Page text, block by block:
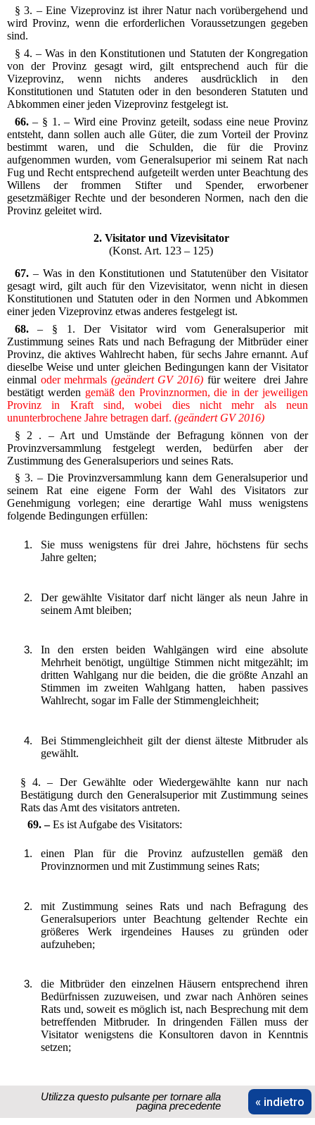
§ 3. – Eine Vizeprovinz ist ihrer Natur nach vorübergehend und
wird Provinz, wenn die erforderlichen Voraussetzungen gegeben
sind.
§ 4. – Was in den Konstitutionen und Statuten der Kongregation
von der Provinz gesagt wird, gilt entsprechend auch für die
Vizeprovinz, wenn nichts anderes ausdrücklich in den
Konstitutionen und Statuten oder in den besonderen Statuten und
Abkommen einer jeden Vizeprovinz festgelegt ist.
66.– § 1. – Wird eine Provinz geteilt, sodass eine neue Provinz
entsteht, dann sollen auch alle Güter, die zum Vorteil der Provinz
bestimmt waren, und die Schulden, die für die Provinz
aufgenommen wurden, vom Generalsuperior mi seinem Rat nach
Fug und Recht entsprechend aufgeteilt werden unter Beachtung des
Willens der frommen Stifter und Spender, erworbener
gesetzmäßiger Rechte und der besonderen Normen, nach den die
Provinz geleitet wird.
2. Visitator und Vizevisitator
(Konst. Art. 123 – 125)
67.– Was in den Konstitutionen und Statutenüber den Visitator
gesagt wird, gilt auch für den Vizevisitator, wenn nicht in diesen
Konstitutionen und Statuten oder in den Normen und Abkommen
einer jeden Vizeprovinz etwas anderes festgelegt ist.
68.– § 1. Der Visitator wird vom Generalsuperior mit
Zustimmung seines Rats und nach Befragung der Mitbrüder einer
Provinz, die aktives Wahlrecht haben, für sechs Jahre ernannt. Auf
dieselbe Weise und unter gleichen Bedingungen kann der Visitator
einmal oder mehrmals (geändert GV 2016) für weitere drei Jahre
bestätigt werden gemäß den Provinznormen, die in der jeweiligen
Provinz in Kraft sind, wobei dies nicht mehr als neun
ununterbrochene Jahre betragen darf. (geändert GV 2016)
§ 2 . – Art und Umstände der Befragung können von der
Provinzversammlung festgelegt werden, bedürfen aber der
Zustimmung des Generalsuperiors und seines Rats.
§ 3. – Die Provinzversammlung kann dem Generalsuperior und
seinem Rat eine eigene Form der Wahl des Visitators zur
Genehmigung vorlegen; eine derartige Wahl muss wenigstens
folgende Bedingungen erfüllen:
Sie muss wenigstens für drei Jahre, höchstens für sechs
Jahre gelten;
Der gewählte Visitator darf nicht länger als neun Jahre in
seinem Amt bleiben;
In den ersten beiden Wahlgängen wird eine absolute
Mehrheit benötigt, ungültige Stimmen nicht mitgezählt; im
dritten Wahlgang nur die beiden, die die größte Anzahl an
Stimmen im zweiten Wahlgang hatten, haben passives
Wahlrecht, sogar im Falle der Stimmengleichheit;
Bei Stimmengleichheit gilt der dienst älteste Mitbruder als
gewählt.
§ 4. – Der Gewählte oder Wiedergewählte kann nur nach
Bestätigung durch den Generalsuperior mit Zustimmung seines
Rats das Amt des visitators antreten.
69. –Es ist Aufgabe des Visitators:
einen Plan für die Provinz aufzustellen gemäß den
Provinznormen und mit Zustimmung seines Rats;
mit Zustimmung seines Rats und nach Befragung des
Generalsuperiors unter Beachtung geltender Rechte ein
größeres Werk irgendeines Hauses zu gründen oder
aufzuheben;
die Mitbrüder den einzelnen Häusern entsprechend ihren
Bedürfnissen zuzuweisen, und zwar nach Anhören seines
Rats und, soweit es möglich ist, nach Besprechung mit dem
betreffenden Mitbruder. In dringenden Fällen muss der
Visitator wenigstens die Konsultoren davon in Kenntnis
setzen;
mit Zustimmung seines Rats gemäß den Provinznormen den
Provinzökonom und den Direktor des Inneren Seminars und
den des Studentats zu ernennen;
Utilizza questo pulsante per tornare alla
pagina precedente
« indietro